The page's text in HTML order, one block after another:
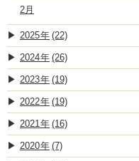
2月
2025 (22)
2024 (26)
2023 (19)
2022 (19)
2021 (16)
2020 (7)